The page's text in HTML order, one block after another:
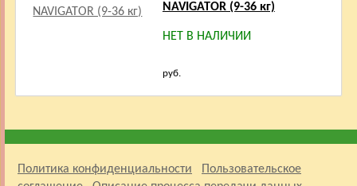
NAVIGATOR (9-36 кг)
НЕТ В НАЛИЧИИ
руб.
Политика конфиденциальности
Пользовательское